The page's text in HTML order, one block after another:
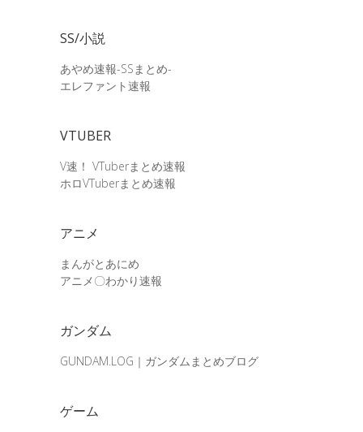
SS/小説
あやめ速報-SSまとめ-
エレファント速報
VTUBER
V速！ VTuberまとめ速報
ホロVTuberまとめ速報
アニメ
まんがとあにめ
アニメ〇わかり速報
ガンダム
GUNDAM.LOG｜ガンダムまとめブログ
ゲーム